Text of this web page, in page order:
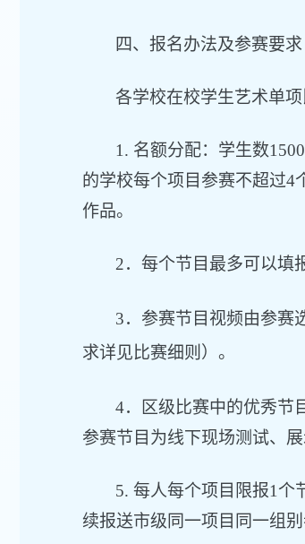
四、报名办法及参赛要求
各学校在校学生艺术单
1. 名额分配：学生数
的学校每个项目参赛不超过4
作品。
2．每个节目最多可以填
3．参赛节目视频由参赛
求详见比赛细则）。
4．区级比赛中的优秀节
参赛节目为线下现场测试、展
5. 每人每个项目限报1个
续报送市级同一项目同一组